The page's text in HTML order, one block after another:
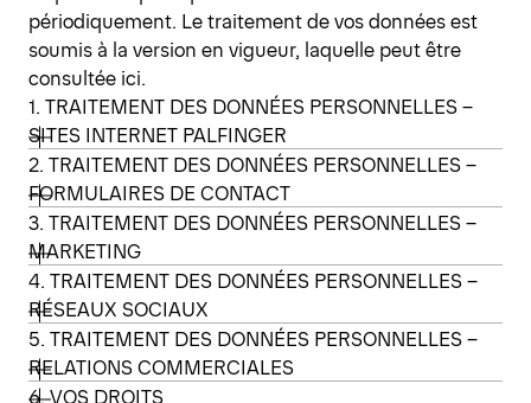
périodiquement. Le traitement de vos données est
soumis à la version en vigueur, laquelle peut être
consultée ici.
1. TRAITEMENT DES DONNÉES PERSONNELLES –
SITES INTERNET PALFINGER
2. TRAITEMENT DES DONNÉES PERSONNELLES –
FORMULAIRES DE CONTACT
3. TRAITEMENT DES DONNÉES PERSONNELLES –
MARKETING
4. TRAITEMENT DES DONNÉES PERSONNELLES –
RÉSEAUX SOCIAUX
5. TRAITEMENT DES DONNÉES PERSONNELLES –
RELATIONS COMMERCIALES
6. VOS DROITS